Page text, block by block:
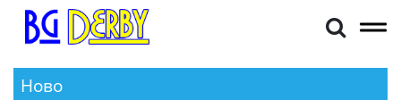
Ново